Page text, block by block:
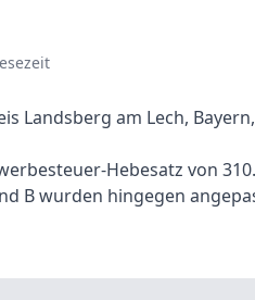
Landsberg am Lech,
Hebesatz von
B wurden hingegen